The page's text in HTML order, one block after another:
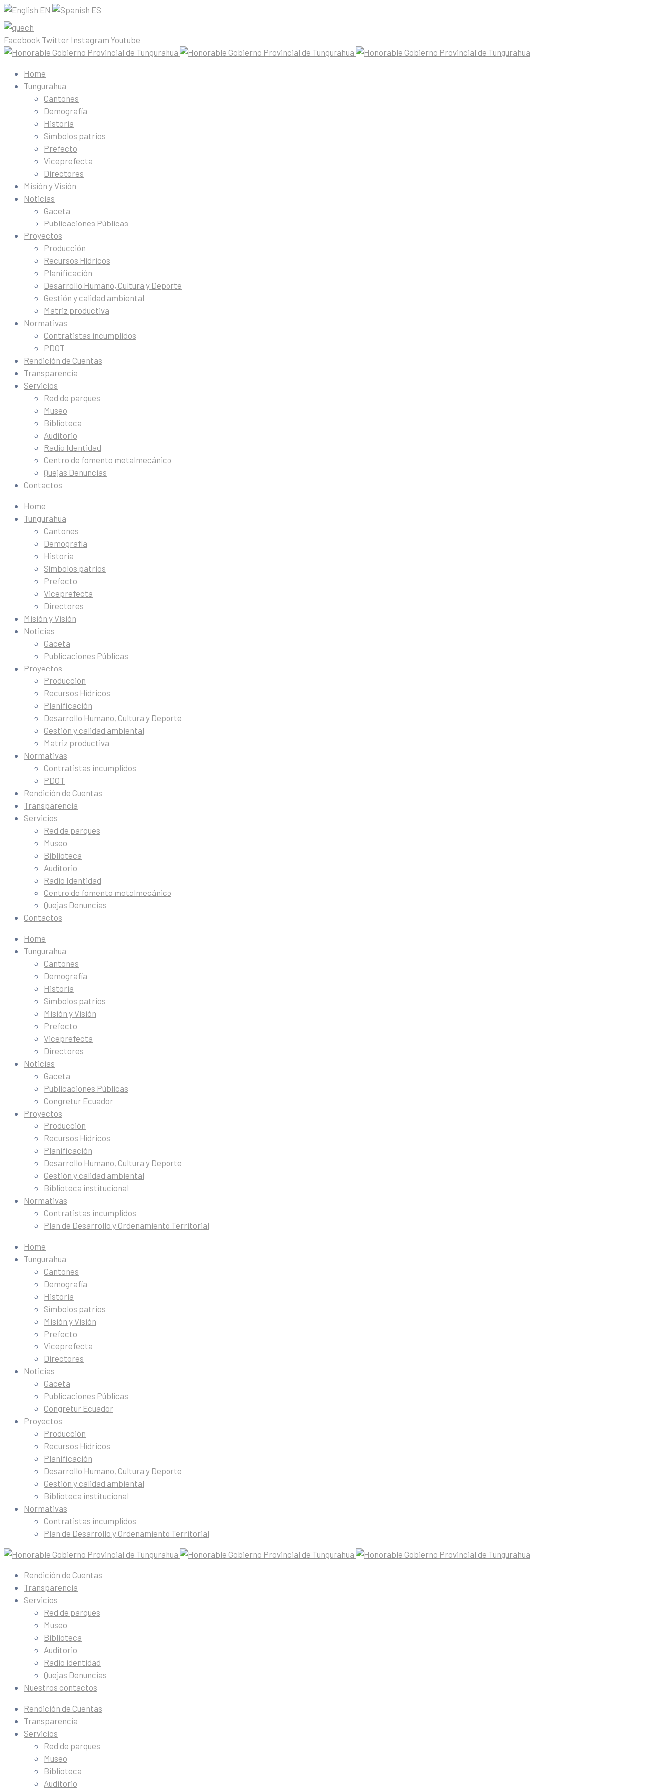
EN ES
Facebook Twitter Instagram Youtube
Home
Tungurahua
Cantones
Demografía
Historia
Símbolos patrios
Prefecto
Viceprefecta
Directores
Misión y Visión
Noticias
Gaceta
Publicaciones Públicas
Proyectos
Producción
Recursos Hídricos
Planificación
Desarrollo Humano, Cultura y Deporte
Gestión y calidad ambiental
Matriz productiva
Normativas
Contratistas incumplidos
PDOT
Rendición de Cuentas
Transparencia
Servicios
Red de parques
Museo
Biblioteca
Auditorio
Radio Identidad
Centro de fomento metalmecánico
Quejas Denuncias
Contactos
Home
Tungurahua
Cantones
Demografía
Historia
Símbolos patrios
Prefecto
Viceprefecta
Directores
Misión y Visión
Noticias
Gaceta
Publicaciones Públicas
Proyectos
Producción
Recursos Hídricos
Planificación
Desarrollo Humano, Cultura y Deporte
Gestión y calidad ambiental
Matriz productiva
Normativas
Contratistas incumplidos
PDOT
Rendición de Cuentas
Transparencia
Servicios
Red de parques
Museo
Biblioteca
Auditorio
Radio Identidad
Centro de fomento metalmecánico
Quejas Denuncias
Contactos
Home
Tungurahua
Cantones
Demografía
Historia
Símbolos patrios
Misión y Visión
Prefecto
Viceprefecta
Directores
Noticias
Gaceta
Publicaciones Públicas
Congretur Ecuador
Proyectos
Producción
Recursos Hídricos
Planificación
Desarrollo Humano, Cultura y Deporte
Gestión y calidad ambiental
Biblioteca institucional
Normativas
Contratistas incumplidos
Plan de Desarrollo y Ordenamiento Territorial
Home
Tungurahua
Cantones
Demografía
Historia
Símbolos patrios
Misión y Visión
Prefecto
Viceprefecta
Directores
Noticias
Gaceta
Publicaciones Públicas
Congretur Ecuador
Proyectos
Producción
Recursos Hídricos
Planificación
Desarrollo Humano, Cultura y Deporte
Gestión y calidad ambiental
Biblioteca institucional
Normativas
Contratistas incumplidos
Plan de Desarrollo y Ordenamiento Territorial
Rendición de Cuentas
Transparencia
Servicios
Red de parques
Museo
Biblioteca
Auditorio
Radio identidad
Quejas Denuncias
Nuestros contactos
Rendición de Cuentas
Transparencia
Servicios
Red de parques
Museo
Biblioteca
Auditorio